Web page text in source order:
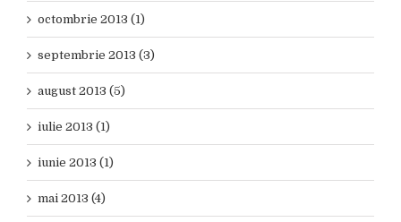
octombrie 2013 (1)
septembrie 2013 (3)
august 2013 (5)
iulie 2013 (1)
iunie 2013 (1)
mai 2013 (4)